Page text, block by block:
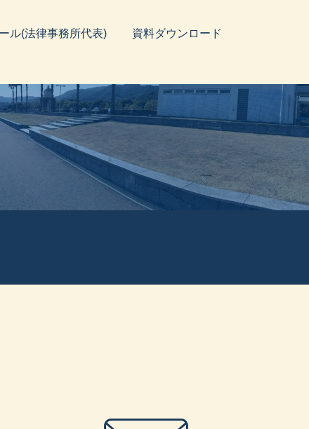
ル(法律事務所代表) 資料ダウンロード